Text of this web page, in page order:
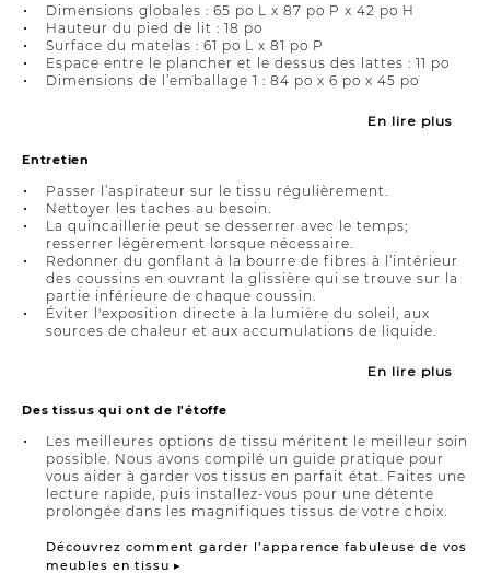
Dimensions globales : 65 po L x 87 po P x 42 po H
Hauteur du pied de lit : 18 po
Surface du matelas : 61 po L x 81 po P
Espace entre le plancher et le dessus des lattes : 11 po
Dimensions de l’emballage 1 : 84 po x 6 po x 45 po
En lire plus
Entretien
Passer l’aspirateur sur le tissu régulièrement.
Nettoyer les taches au besoin.
La quincaillerie peut se desserrer avec le temps;
resserrer légèrement lorsque nécessaire.
Redonner du gonflant à la bourre de fibres à l’intérieur
des coussins en ouvrant la glissière qui se trouve sur la
partie inférieure de chaque coussin.
Éviter l'exposition directe à la lumière du soleil, aux
sources de chaleur et aux accumulations de liquide.
En lire plus
Des tissus qui ont de l'étoffe
Les meilleures options de tissu méritent le meilleur soin
possible. Nous avons compilé un guide pratique pour
vous aider à garder vos tissus en parfait état. Faites une
lecture rapide, puis installez-vous pour une détente
prolongée dans les magnifiques tissus de votre choix.
Découvrez comment garder l’apparence fabuleuse de vos
meubles en tissu ▸